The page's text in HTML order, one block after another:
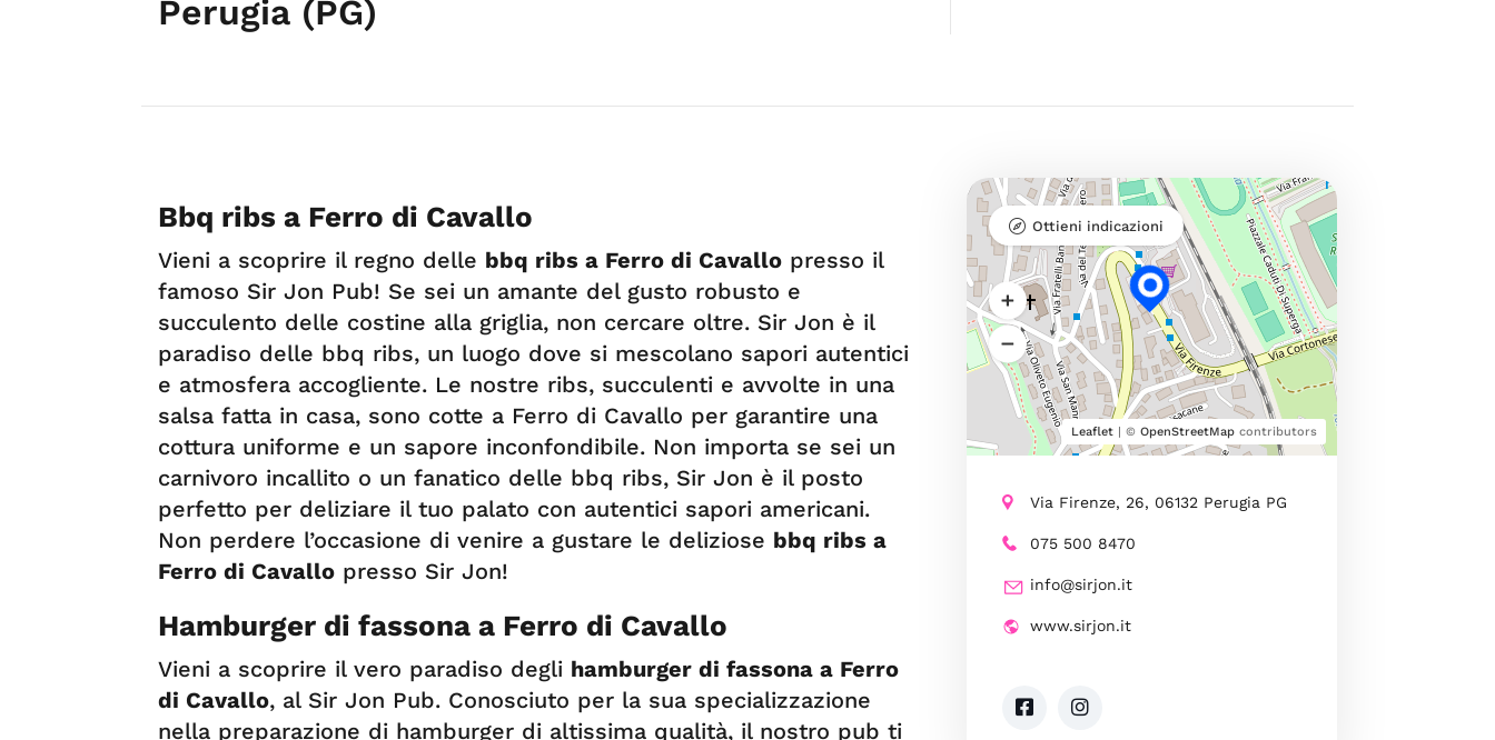
Perugia (PG)
Bbq ribs a Ferro di Cavallo
Vieni a scoprire il regno delle bbq ribs a Ferro di Cavallo presso il
famoso Sir Jon Pub! Se sei un amante del gusto robusto e
succulento delle costine alla griglia, non cercare oltre. Sir Jon è il
paradiso delle bbq ribs, un luogo dove si mescolano sapori autentici
e atmosfera accogliente. Le nostre ribs, succulenti e avvolte in una
salsa fatta in casa, sono cotte a Ferro di Cavallo per garantire una
cottura uniforme e un sapore inconfondibile. Non importa se sei un
carnivoro incallito o un fanatico delle bbq ribs, Sir Jon è il posto
perfetto per deliziare il tuo palato con autentici sapori americani.
Non perdere l’occasione di venire a gustare le deliziose bbq ribs a
Ferro di Cavallo presso Sir Jon!
Hamburger di fassona a Ferro di Cavallo
Vieni a scoprire il vero paradiso degli hamburger di fassona a Ferro
di Cavallo, al Sir Jon Pub. Conosciuto per la sua specializzazione
nella preparazione di hamburger di altissima qualità, il nostro pub ti
Leaflet| © OpenStreetMapcontributors
Ottieni indicazioni
Via Firenze, 26, 06132 Perugia PG
075 500 8470
info@sirjon.it
www.sirjon.it